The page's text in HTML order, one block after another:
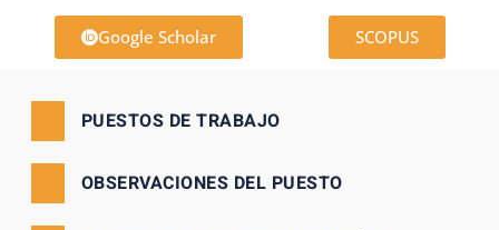
Google Scholar SCOPUS
PUESTOS DE TRABAJO
OBSERVACIONES DEL PUESTO